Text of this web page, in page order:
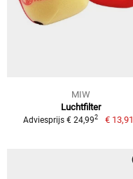
MIW
Luchtfilter
Adviesprijs € 24,992 € 13,91